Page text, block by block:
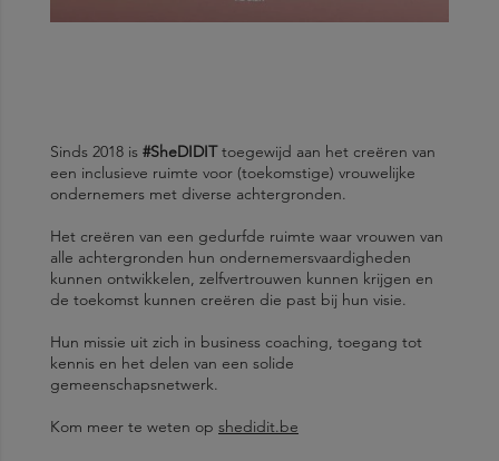
Sinds 2018 is #SheDIDITtoegewijd aan het creëren van
een inclusieve ruimte voor (toekomstige) vrouwelijke
ondernemers met diverse achtergronden.
Het creëren van een gedurfde ruimte waar vrouwen van
alle achtergronden hun ondernemersvaardigheden
kunnen ontwikkelen, zelfvertrouwen kunnen krijgen en
de toekomst kunnen creëren die past bij hun visie.
Hun missie uit zich in business coaching, toegang tot
kennis en het delen van een solide
gemeenschapsnetwerk.
Kom meer te weten op shedidit.be